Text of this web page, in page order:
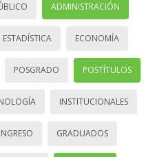
ADMINISTRACIÓN
ESTADÍSTICA ECONOMÍA
POSGRADO POSTÍTULOS
INSTITUCIONALES
INGRESO GRADUADOS